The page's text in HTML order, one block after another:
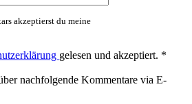
akzeptierst du meine
gelesen und akzeptiert. *
nachfolgende Kommentare via E-